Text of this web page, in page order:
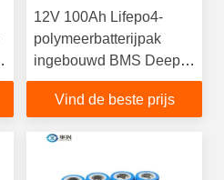
12V 100Ah Lifepo4-
polymeerbatterijpak
ingebouwd BMS Deep
Cycle voor elektrische
driewieler
Vind de beste prijs